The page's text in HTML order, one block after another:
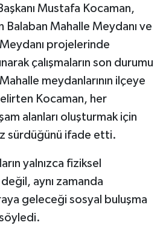
Mustafa Kocaman,
Balaban Mahalle Meydanı ve
projelerinde
çalışmaların son durumu
meydanlarının ilçeye
Kocaman, her
alanları oluşturmak için
sürdüğünü ifade etti.
yalnızca fiziksel
aynı zamanda
geleceği sosyal buluşma
söyledi.